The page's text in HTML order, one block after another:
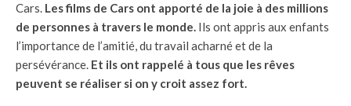
Cars. Les films de Cars ont apporté de la joie à des millions
de personnes à travers le monde. Ils ont appris aux enfants
l’importance de l’amitié, du travail acharné et de la
persévérance. Et ils ont rappelé à tous que les rêves
peuvent se réaliser si on y croit assez fort.